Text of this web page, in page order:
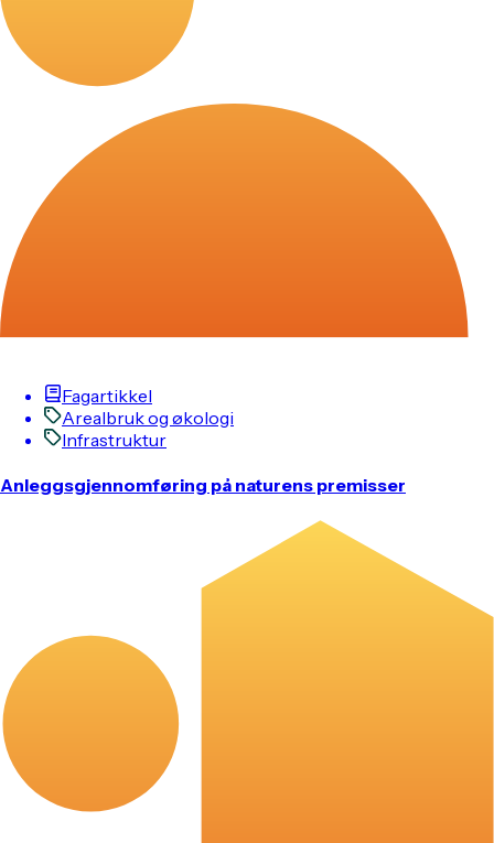
Fagartikkel
Arealbruk og økologi
Infrastruktur
Anleggsgjennomføring på naturens premisser